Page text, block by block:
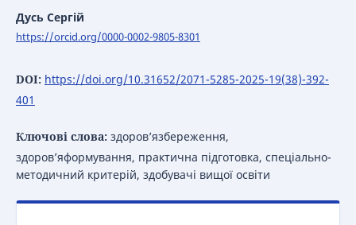
Дусь Сергій
https://orcid.org/0000-0002-9805-8301
DOI: https://doi.org/10.31652/2071-5285-2025-19(38)-392-
401
Ключові слова: здоров’язбереження,
здоров’яформування, практична підготовка, спеціально-
методичний критерій, здобувачі вищої освіти